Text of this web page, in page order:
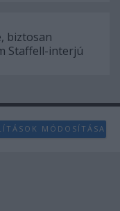
biztosan
Staffell-interjú
MÓDOSÍTÁSA